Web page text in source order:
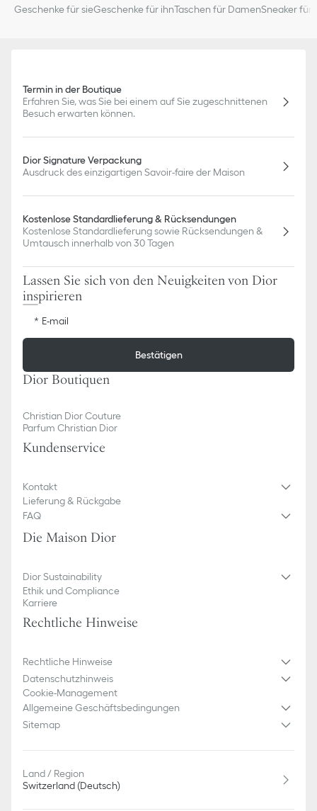
Geschenke für sieGeschenke für ihnTaschen für DamenSneaker für
Termin in der Boutique
Erfahren Sie, was Sie bei einem auf Sie zugeschnittenen
Besuch erwarten können.
Dior Signature Verpackung
Ausdruck des einzigartigen Savoir-faire der Maison
Kostenlose Standardlieferung & Rücksendungen
Kostenlose Standardlieferung sowie Rücksendungen &
Umtausch innerhalb von 30 Tagen
Lassen Sie sich von den Neuigkeiten von Dior
inspirieren
E-mail
Bestätigen
Dior Boutiquen
Christian Dior Couture
Parfum Christian Dior
Kundenservice
Kontakt
Lieferung & Rückgabe
FAQ
Die Maison Dior
Dior Sustainability
Ethik und Compliance
Karriere
Rechtliche Hinweise
Rechtliche Hinweise
Datenschutzhinweis
Cookie-Management
Allgemeine Geschäftsbedingungen
Sitemap
Land / Region
Switzerland (Deutsch)